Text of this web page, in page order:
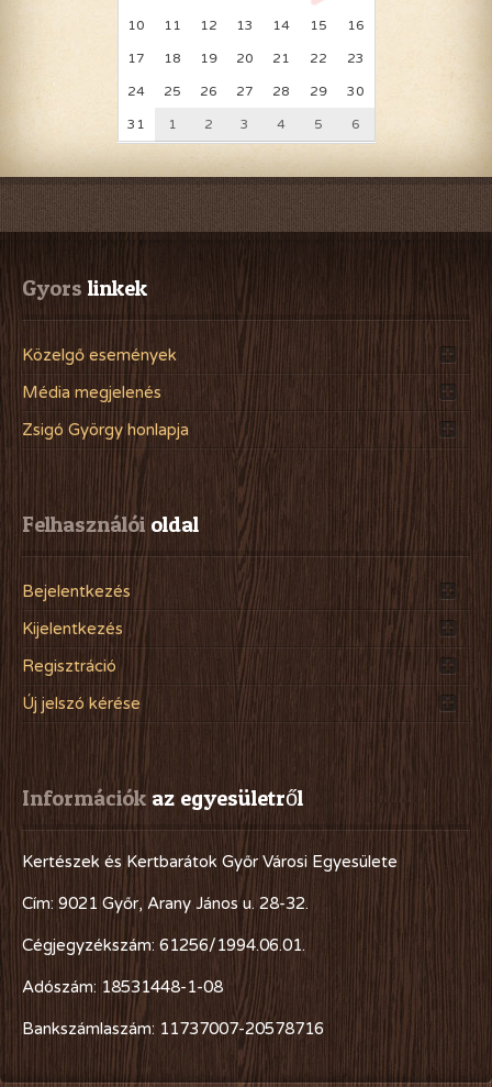
10 11 12 13 14 15 16
17 18 19 20 21 22 23
24 25 26 27 28 29 30
31 1 2 3 4 5 6
Gyors linkek
Közelgő események
Média megjelenés
Zsigó György honlapja
Felhasználói oldal
Bejelentkezés
Kijelentkezés
Regisztráció
Új jelszó kérése
Információk az egyesületről
Kertészek és Kertbarátok Győr Városi Egyesülete
Cím: 9021 Győr, Arany János u. 28-32.
Cégjegyzékszám: 61256/1994.06.01.
Adószám: 18531448-1-08
Bankszámlaszám: 11737007-20578716